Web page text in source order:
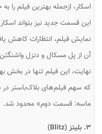
اسکار، ازجمله بهترین فیلم را
این قسمت جدید نیز بتواند اسکار
نمایش فیلم، انتظارات کاهش
آن از پل مسکال و دنزل
نهایت، این فیلم تنها در بخش
که سهم فیلم‌های بلاک‌باستر
ماسه: قسمت دوم» محدود شد.
۳. بلیتز (Blitz)